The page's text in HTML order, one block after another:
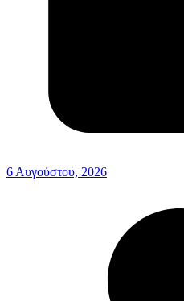
6 Αυγούστου, 2026